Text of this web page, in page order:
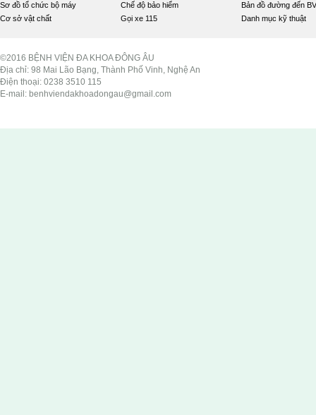
Sơ đồ tổ chức bộ máy
Cơ sở vật chất
Chế độ bảo hiểm
Gọi xe 115
Bản đồ đường đến BV
Danh mục kỹ thuật
©2016 BỆNH VIỆN ĐA KHOA ĐÔNG ÂU
Địa chỉ: 98 Mai Lão Bạng, Thành Phố Vinh, Nghệ An
Điện thoại: 0238 3510 115
E-mail: benhviendakhoadongau@gmail.com